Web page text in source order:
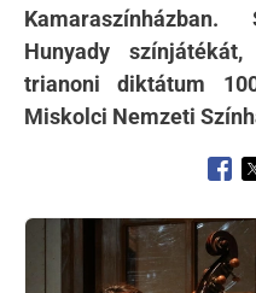
Hunyady
trianoni diktátum
Miskolci Nemzeti
Preview Image